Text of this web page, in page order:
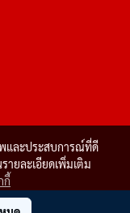
และประสบการณ์ที่ดี
ายละเอียดเพิ่มเติม
กี้